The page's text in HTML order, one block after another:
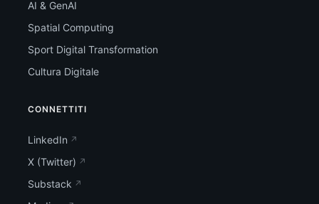
AI & GenAI
Spatial Computing
Sport Digital Transformation
Cultura Digitale
CONNETTITI
LinkedIn
X (Twitter)
Substack